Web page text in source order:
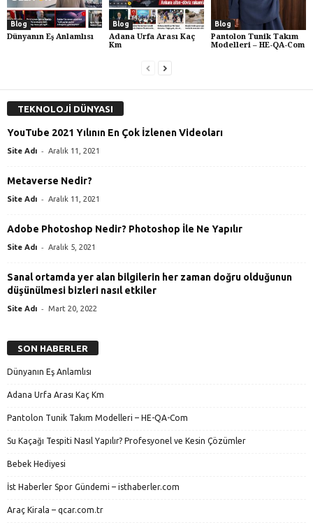
Blog
Dünyanın Eş Anlamlısı
Blog
Adana Urfa Arası Kaç
Km
Blog
Pantolon Tunik Takım
Modelleri – HE-QA-Com
TEKNOLOJİ DÜNYASI
YouTube 2021 Yılının En Çok İzlenen Videoları
Site Adı - Aralık 11, 2021
Metaverse Nedir?
Site Adı - Aralık 11, 2021
Adobe Photoshop Nedir? Photoshop İle Ne Yapılır
Site Adı - Aralık 5, 2021
Sanal ortamda yer alan bilgilerin her zaman doğru olduğunun
düşünülmesi bizleri nasıl etkiler
Site Adı - Mart 20, 2022
SON HABERLER
Dünyanın Eş Anlamlısı
Adana Urfa Arası Kaç Km
Pantolon Tunik Takım Modelleri – HE-QA-Com
Su Kaçağı Tespiti Nasıl Yapılır? Profesyonel ve Kesin Çözümler
Bebek Hediyesi
İst Haberler Spor Gündemi – isthaberler.com
Araç Kirala – qcar.com.tr